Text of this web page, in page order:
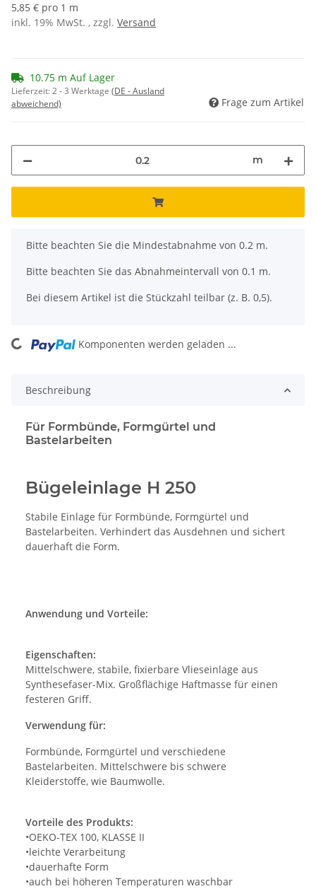
5,85 € pro 1 m
inkl. 19% MwSt. , zzgl. Versand
10.75 m Auf Lager
Lieferzeit:2 - 3 Werktage (DE - Ausland
abweichend)
Frage zum Artikel
m
x
Bitte beachten Sie die Mindestabnahme von 0.2 m.
Bitte beachten Sie das Abnahmeintervall von 0.1 m.
Bei diesem Artikel ist die Stückzahl teilbar (z. B. 0,5).
Komponenten werden geladen ...
Beschreibung
Für Formbünde, Formgürtel und
Bastelarbeiten
Bügeleinlage H 250
Stabile Einlage für Formbünde, Formgürtel und
Bastelarbeiten. Verhindert das Ausdehnen und sichert
dauerhaft die Form.
Anwendung und Vorteile:
Eigenschaften:
Mittelschwere, stabile, fixierbare Vlieseinlage aus
Synthesefaser-Mix. Großflächige Haftmasse für einen
festeren Griff.
Verwendung für:
Formbünde, Formgürtel und verschiedene
Bastelarbeiten. Mittelschwere bis schwere
Kleiderstoffe, wie Baumwolle.
Vorteile des Produkts:
•OEKO-TEX 100, KLASSE II
•leichte Verarbeitung
•dauerhafte Form
•auch bei höheren Temperaturen waschbar